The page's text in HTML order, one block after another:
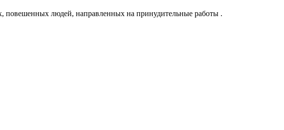
повешенных людей, направленных на принудительные работы .